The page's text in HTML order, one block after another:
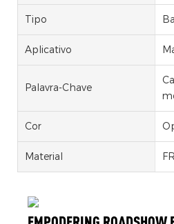
Tipo
Aplicativo
Palavra-Chave
Cor
Material